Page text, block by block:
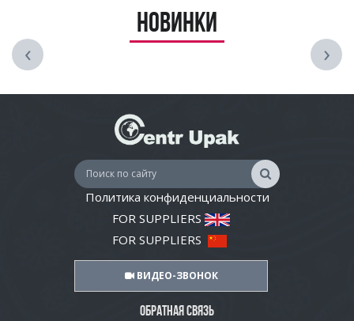
Новинки
‹ ›
Политика конфиденциальности
FOR SUPPLIERS
FOR SUPPLIERS
ВИДЕО-ЗВОНОК
ОБРАТНАЯ СВЯЗЬ